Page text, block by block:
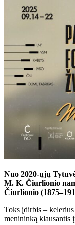
Nuo 2020-ųjų
M. K. Čiurlionio
Čiurlionio
Toks įdirbis –
menininką klausantis